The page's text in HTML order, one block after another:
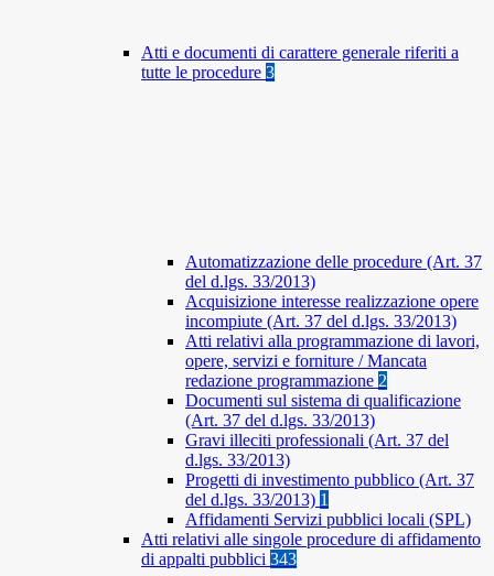
Atti e documenti di carattere generale riferiti a
tutte le procedure 3
Automatizzazione delle procedure (Art. 37
del d.lgs. 33/2013)
Acquisizione interesse realizzazione opere
incompiute (Art. 37 del d.lgs. 33/2013)
Atti relativi alla programmazione di lavori,
opere, servizi e forniture / Mancata
redazione programmazione 2
Documenti sul sistema di qualificazione
(Art. 37 del d.lgs. 33/2013)
Gravi illeciti professionali (Art. 37 del
d.lgs. 33/2013)
Progetti di investimento pubblico (Art. 37
del d.lgs. 33/2013) 1
Affidamenti Servizi pubblici locali (SPL)
Atti relativi alle singole procedure di affidamento
di appalti pubblici 343